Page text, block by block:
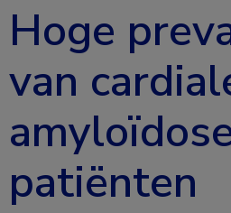
Hoge
van
patiënten